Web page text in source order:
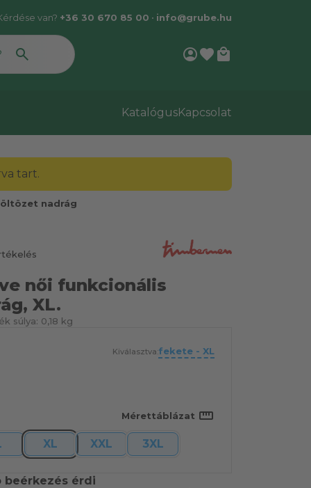
van? +36 30 670 85 00 • info@grube.hu
account_circlefavorite local_mall
KatalógusKapcsolat
tart.
nadrág
női funkcionális
XL.
súlya: 0,18 kg
Kiválasztva:fekete - XL
Mérettáblázat straighten
XL XXL 3XL
beérkezés érdi